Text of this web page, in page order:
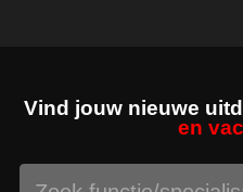
Vind jouw nieuwe
en